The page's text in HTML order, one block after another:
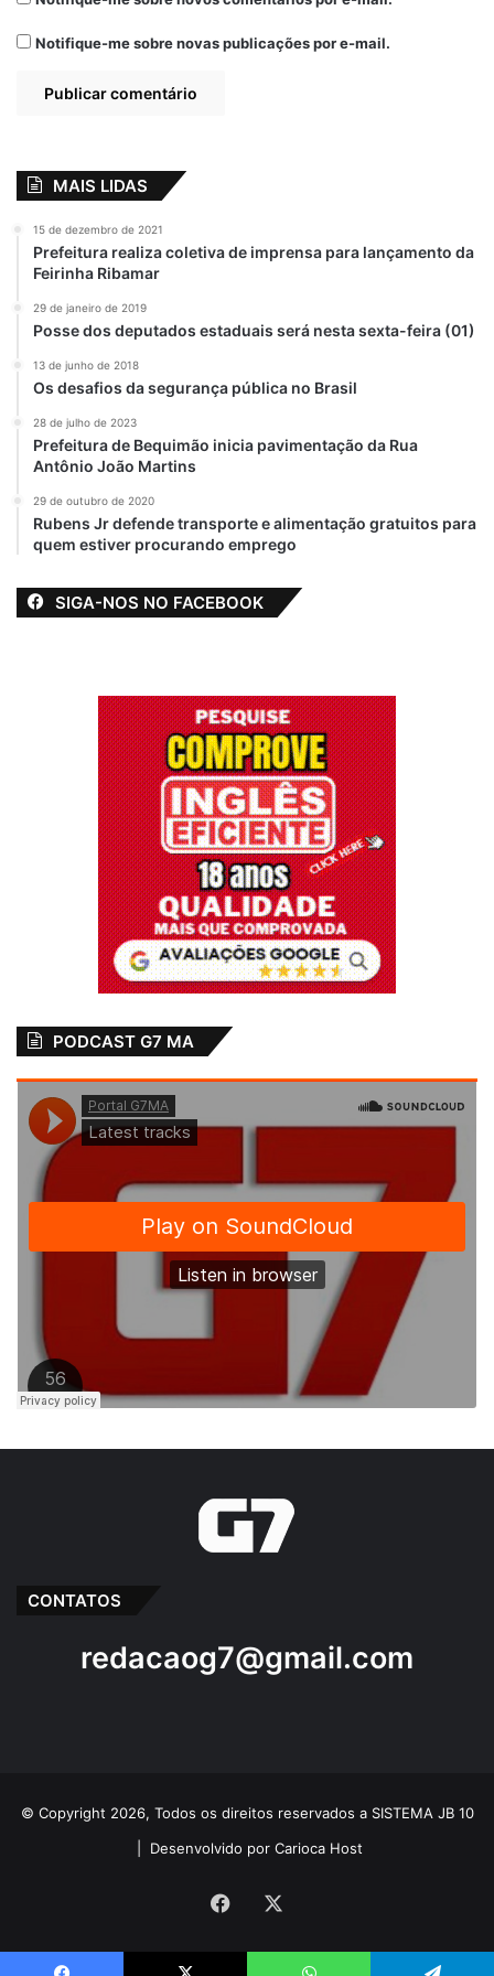
Notifique-me sobre novas publicações por e-mail.
MAIS LIDAS
15 de dezembro de 2021
Prefeitura realiza coletiva de imprensa para lançamento da
Feirinha Ribamar
29 de janeiro de 2019
Posse dos deputados estaduais será nesta sexta-feira (01)
13 de junho de 2018
Os desafios da segurança pública no Brasil
28 de julho de 2023
Prefeitura de Bequimão inicia pavimentação da Rua
Antônio João Martins
29 de outubro de 2020
Rubens Jr defende transporte e alimentação gratuitos para
quem estiver procurando emprego
SIGA-NOS NO FACEBOOK
PODCAST G7 MA
CONTATOS
redacaog7@gmail.com
© Copyright 2026, Todos os direitos reservados a SISTEMA JB 10
Desenvolvido por Carioca Host
Facebook